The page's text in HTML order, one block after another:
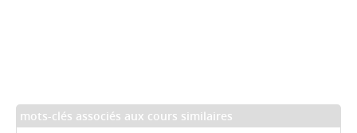
mots-clés associés aux cours similaires